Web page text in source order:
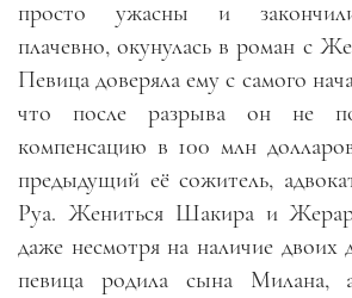
просто ужасны и
плачевно, окунулась в роман с
Певица доверяла ему с самого
что после разрыва он не
компенсацию в 100 млн
предыдущий её сожитель,
Руа. Жениться Шакира и
даже несмотря на наличие двоих
певица родила сына Милана,